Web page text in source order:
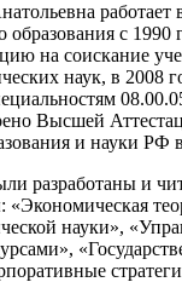
работает
образования с 1990
на соискание
наук, в 2008
Высшей
и науки РФ
разработаны и
«Экономическая
науки»,